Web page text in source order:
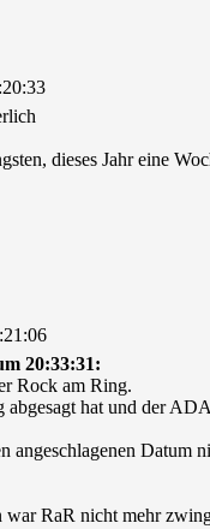
dieses Jahr eine
20:33:31:
Rock am Ring.
abgesagt hat und der
angeschlagenen Datum
war RaR nicht mehr